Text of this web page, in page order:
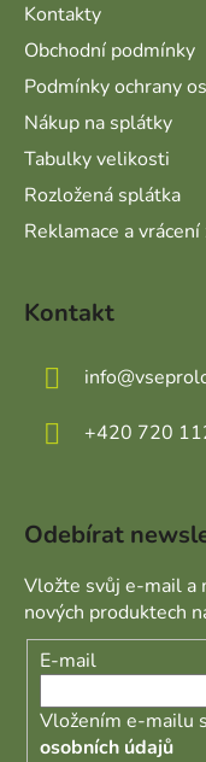
Kontakty
Obchodní podmínky
Podmínky ochrany
Nákup na splátky
Tabulky velikosti
Rozložená splátka
Reklamace a vrácení
Kontakt
info@
+420 720
Odebírat
Vložte svůj e-mail a
nových produktech
E-mail
Vložením e-mailu
osobních údajů